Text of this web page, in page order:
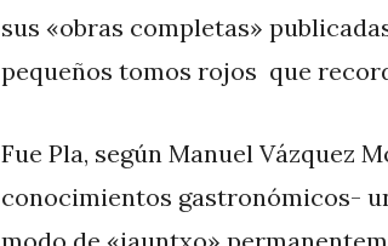
sus «obras completas»
pequeños tomos rojos que
Fue Pla, según Manuel Vázquez
conocimientos gastronómicos-